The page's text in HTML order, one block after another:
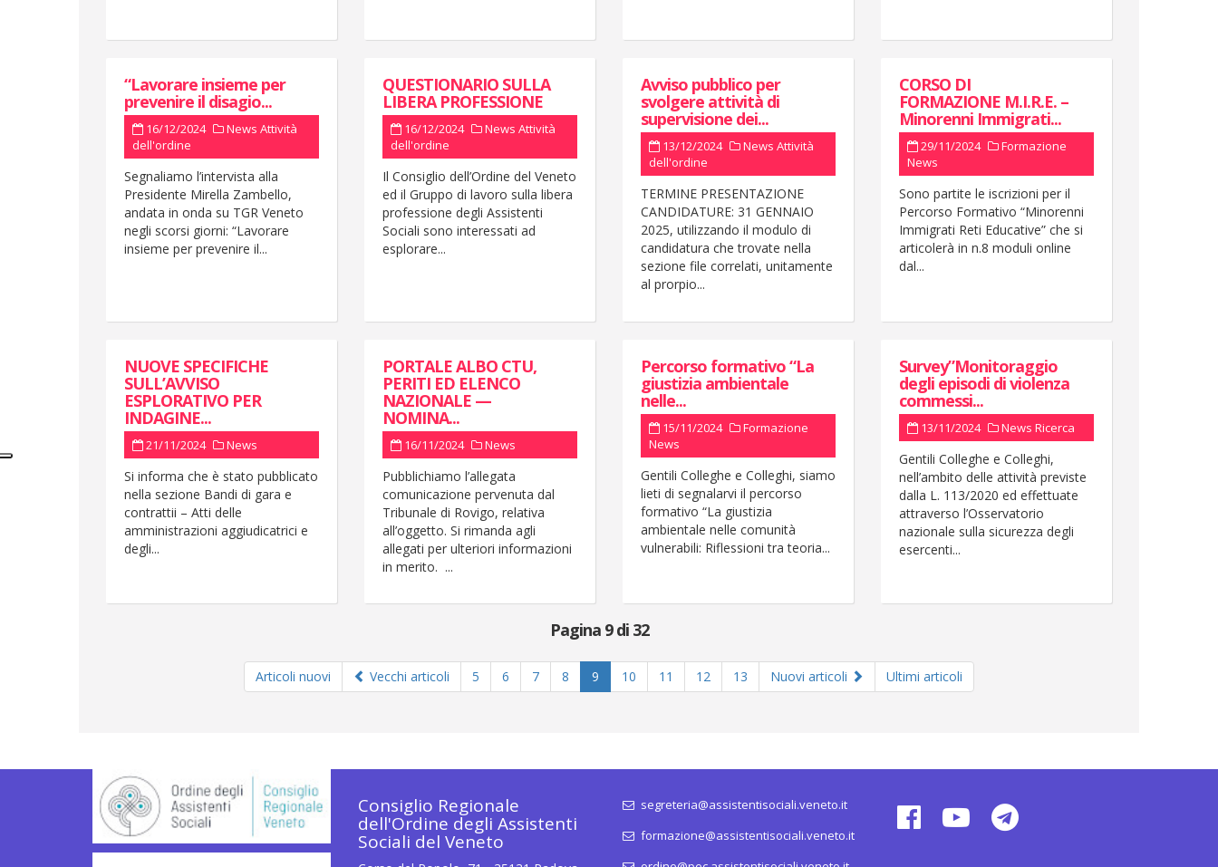
“Lavorare insieme per
prevenire il disagio...
16/12/2024 News Attività
dell'ordine
Segnaliamo l’intervista alla
Presidente Mirella Zambello,
andata in onda su TGR Veneto
negli scorsi giorni: “Lavorare
insieme per prevenire il...
QUESTIONARIO SULLA
LIBERA PROFESSIONE
16/12/2024 News Attività
dell'ordine
Il Consiglio dell’Ordine del Veneto
ed il Gruppo di lavoro sulla libera
professione degli Assistenti
Sociali sono interessati ad
esplorare...
Avviso pubblico per
svolgere attività di
supervisione dei...
13/12/2024 News Attività
dell'ordine
TERMINE PRESENTAZIONE
CANDIDATURE: 31 GENNAIO
2025, utilizzando il modulo di
candidatura che trovate nella
sezione file correlati, unitamente
al prorpio...
CORSO DI
FORMAZIONE M.I.R.E. –
Minorenni Immigrati...
29/11/2024
Formazione
News
Sono partite le iscrizioni per il
Percorso Formativo “Minorenni
Immigrati Reti Educative” che si
articolerà in n.8 moduli online
dal...
NUOVE SPECIFICHE
SULL’AVVISO
ESPLORATIVO PER
INDAGINE...
21/11/2024 News
Si informa che è stato pubblicato
nella sezione Bandi di gara e
contrattii – Atti delle
amministrazioni aggiudicatrici e
degli...
PORTALE ALBO CTU,
PERITI ED ELENCO
NAZIONALE —
NOMINA...
16/11/2024 News
Pubblichiamo l’allegata
comunicazione pervenuta dal
Tribunale di Rovigo, relativa
all’oggetto. Si rimanda agli
allegati per ulteriori informazioni
in merito. ...
Percorso formativo “La
giustizia ambientale
nelle...
15/11/2024
Formazione
News
Gentili Colleghe e Colleghi, siamo
lieti di segnalarvi il percorso
formativo “La giustizia
ambientale nelle comunità
vulnerabili: Riflessioni tra teoria...
Survey”Monitoraggio
degli episodi di violenza
commessi...
13/11/2024 News Ricerca
Gentili Colleghe e Colleghi,
nell’ambito delle attività previste
dalla L. 113/2020 ed effettuate
attraverso l’Osservatorio
nazionale sulla sicurezza degli
esercenti...
Pagina 9 di 32
Articoli nuovi Vecchi articoli 5 6 7 8 9 10 11 12 13 Nuovi articoli Ultimi articoli
Consiglio Regionale
dell'Ordine degli Assistenti
Sociali del Veneto
segreteria@assistentisociali.veneto.it
formazione@assistentisociali.veneto.it